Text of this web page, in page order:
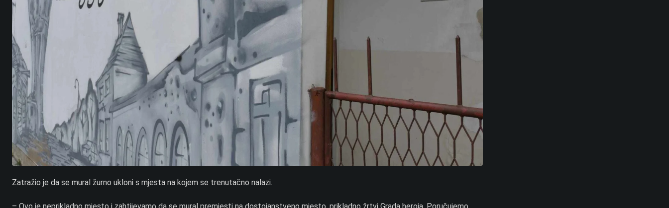
Zatražio je da se mural žurno ukloni s mjesta na kojem se trenutačno nalazi.